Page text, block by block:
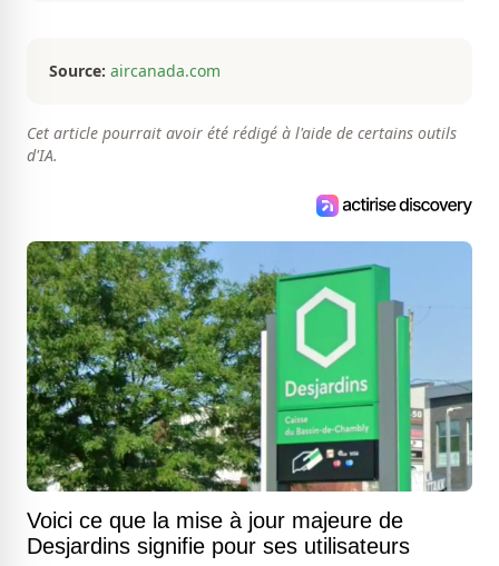
Source: aircanada.com
Cet article pourrait avoir été rédigé à l'aide de certains outils
d'IA.
Voici ce que la mise à jour majeure de
Desjardins signifie pour ses utilisateurs